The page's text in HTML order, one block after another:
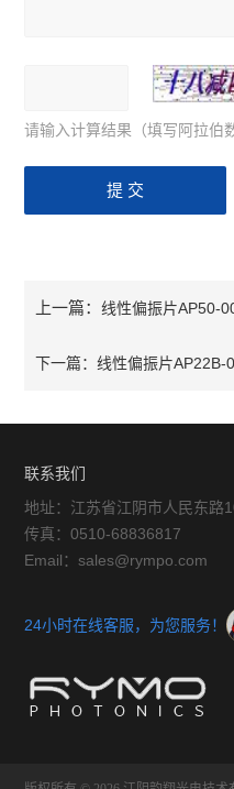
请输入计算结果（填写阿拉伯
上一篇：线性偏振片AP50-
下一篇：线性偏振片AP22B-
联系我们
地址：江苏省江阴市人民东路
传真：0510-68836817
Email：sales@rympo.com
24小时在线客服，为您服务！